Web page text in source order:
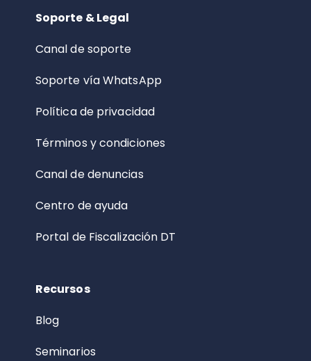
Soporte & Legal
Canal de soporte
Soporte vía WhatsApp
Política de privacidad
Términos y condiciones
Canal de denuncias
Centro de ayuda
Portal de Fiscalización DT
Recursos
Blog
Seminarios